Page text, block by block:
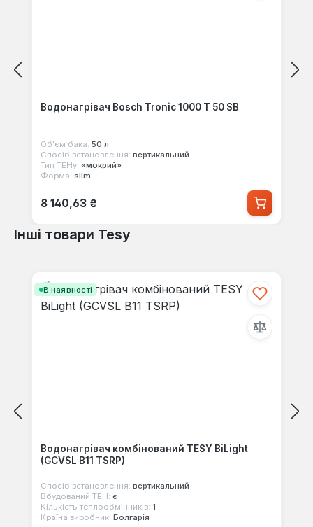
Водонагрівач Bosch Tronic 1000 T 50 SB
Об'єм бака: 50 л
Спосіб встановлення: вертикальний
Тип ТЕНу: «мокрий»
Форма: slim
Звичайна ціна:
8 140,63 ₴
Інші товари Tesy
В наявності
Водонагрівач комбінований TESY BiLight
(GCVSL B11 TSRP)
Спосіб встановлення: вертикальний
Вбудований ТЕН: є
Кількість теплообмінників: 1
Країна виробник: Болгарія